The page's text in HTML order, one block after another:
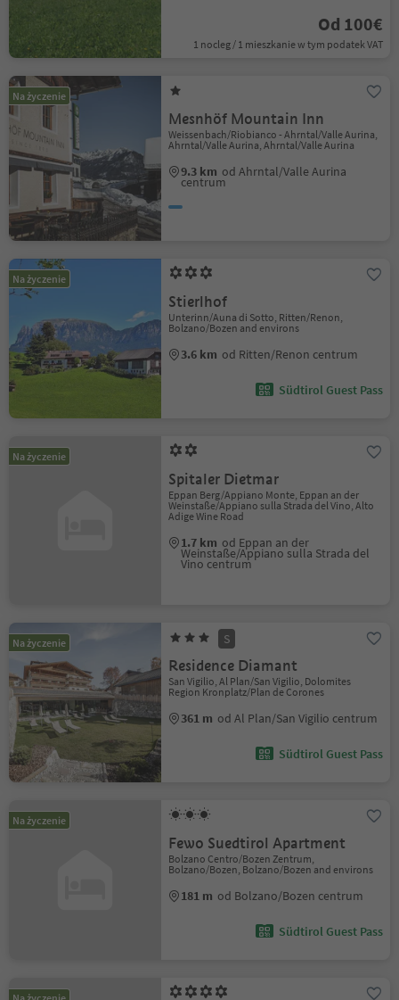
Od 100€
1 nocleg / 1 mieszkanie w tym podatek VAT
Na życzenie
Mesnhöf Mountain Inn
Weissenbach/Riobianco - Ahrntal/Valle Aurina,
Ahrntal/Valle Aurina, Ahrntal/Valle Aurina
9.3 km od Ahrntal/Valle Aurina
centrum
Na życzenie
Stierlhof
Unterinn/Auna di Sotto, Ritten/Renon,
Bolzano/Bozen and environs
3.6 km od Ritten/Renon centrum
Südtirol Guest Pass
Na życzenie
Spitaler Dietmar
Eppan Berg/Appiano Monte, Eppan an der
Weinstaße/Appiano sulla Strada del Vino, Alto
Adige Wine Road
1.7 km od Eppan an der
Weinstaße/Appiano sulla Strada del
Vino centrum
Na życzenie S
Residence Diamant
San Vigilio, Al Plan/San Vigilio, Dolomites
Region Kronplatz/Plan de Corones
361 m od Al Plan/San Vigilio centrum
Südtirol Guest Pass
Na życzenie
Fewo Suedtirol Apartment
Bolzano Centro/Bozen Zentrum,
Bolzano/Bozen, Bolzano/Bozen and environs
181 m od Bolzano/Bozen centrum
Südtirol Guest Pass